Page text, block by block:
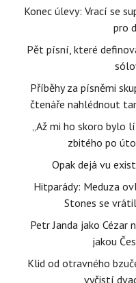
Konec úlevy: Vrací se
pro
Pět písní, které
Příběhy za písněmi
čtenáře nahlédnout
„Až mi ho skoro bylo
zbitého po
Opak dejá vu
Hitparády: Meduza
Stones se
Petr Janda jako Cézar
jakou
Klid od otravného
vyčistí